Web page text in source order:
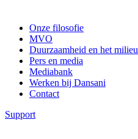
Onze filosofie
MVO
Duurzaamheid en het milieu
Pers en media
Mediabank
Werken bij Dansani
Contact
Support